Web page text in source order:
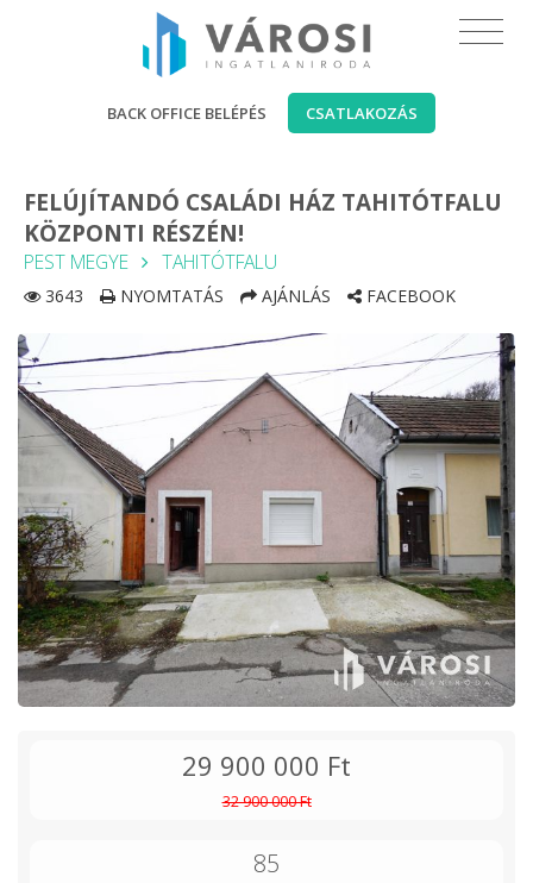
BACK OFFICE BELÉPÉS CSATLAKOZÁS
FELÚJÍTANDÓ CSALÁDI HÁZ TAHITÓTFALU
KÖZPONTI RÉSZÉN!
PEST MEGYE TAHITÓTFALU
3643 NYOMTATÁS AJÁNLÁS FACEBOOK
29 900 000 Ft
32 900 000 Ft
85